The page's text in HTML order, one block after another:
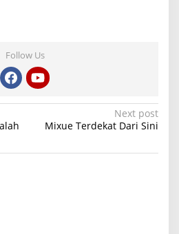
Follow Us
Next post
Mixue Terdekat Dari Sini